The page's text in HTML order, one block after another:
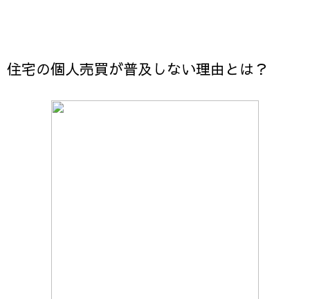
住宅の個人売買が普及しない理由とは？